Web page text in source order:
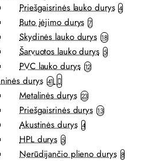
Priešgaisrinės lauko durys 4
Buto įėjimo durys 7
Skydinės lauko durys 18
Šarvuotos lauko durys 5
PVC lauko durys 12
durys 41
Metalinės durys 23
Priešgaisrinės durys 13
Akustinės durys 4
HPL durys 5
Nerūdijančio plieno durys 8